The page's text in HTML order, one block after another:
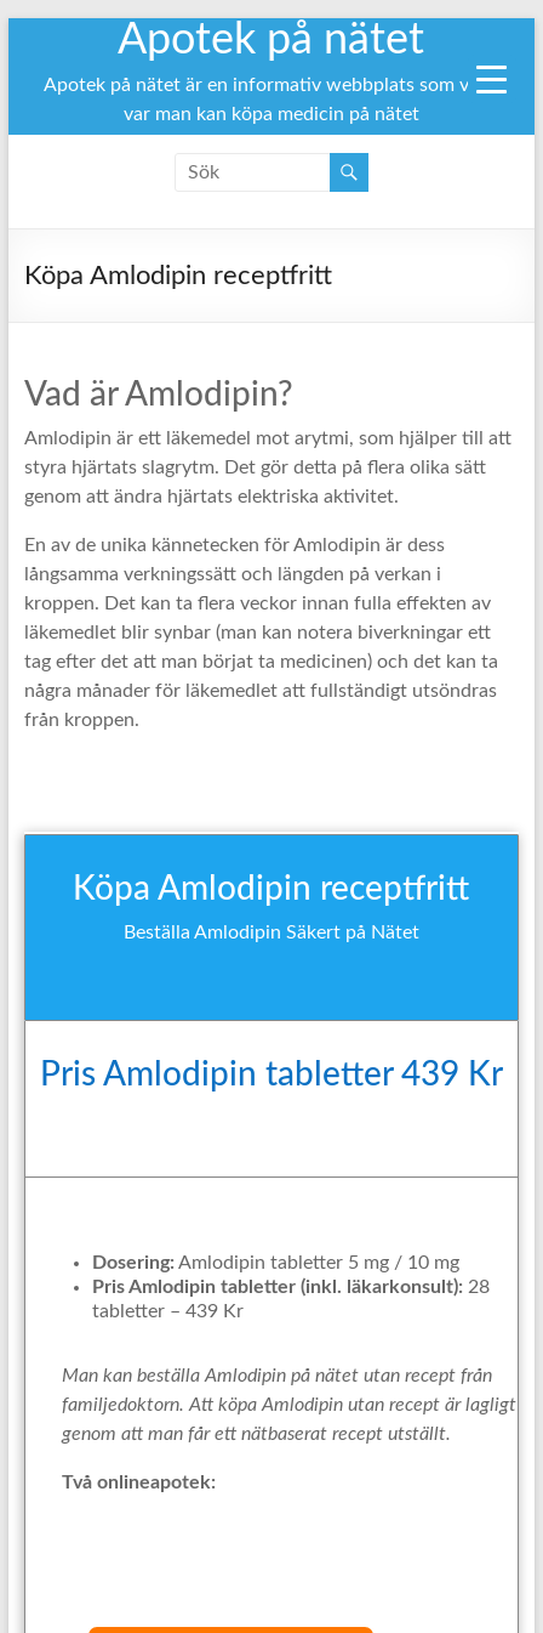
innehåll
Apotek på nätet
Apotek på nätet är en informativ webbplats som visar
var man kan köpa medicin på nätet
Köpa Amlodipin receptfritt
Vad är Amlodipin?
Amlodipin är ett läkemedel mot arytmi, som hjälper till att
styra hjärtats slagrytm. Det gör detta på flera olika sätt
genom att ändra hjärtats elektriska aktivitet.
En av de unika kännetecken för Amlodipin är dess
långsamma verkningssätt och längden på verkan i
kroppen. Det kan ta flera veckor innan fulla effekten av
läkemedlet blir synbar (man kan notera biverkningar ett
tag efter det att man börjat ta medicinen) och det kan ta
några månader för läkemedlet att fullständigt utsöndras
från kroppen.
Köpa Amlodipin receptfritt
Beställa Amlodipin Säkert på Nätet
Pris Amlodipin tabletter 439 Kr
Dosering: Amlodipin tabletter 5 mg / 10 mg
Pris Amlodipin tabletter (inkl. läkarkonsult): 28
tabletter – 439 Kr
Man kan beställa Amlodipin på nätet utan recept från
familjedoktorn. Att köpa Amlodipin utan recept är lagligt
genom att man får ett nätbaserat recept utställt.
Två onlineapotek: